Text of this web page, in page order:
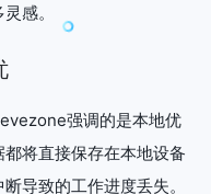
感。
强调的是本地优
将直接保存在本地设备
导致的工作进度丢失。